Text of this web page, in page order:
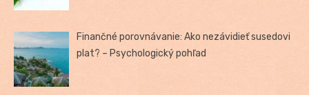
Finančné porovnávanie: Ako nezávidieť susedovi
plat? – Psychologický pohľad